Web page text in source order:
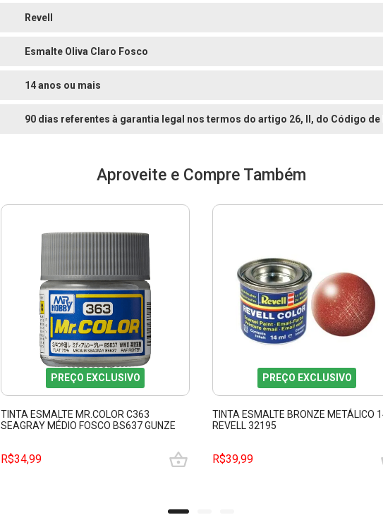
Revell
Esmalte Oliva Claro Fosco
14 anos ou mais
90 dias referentes à garantia legal nos termos do artigo 26, II, do Código
Aproveite e Compre Também
PREÇO EXCLUSIVO
TINTA ESMALTE MR.COLOR C363
SEAGRAY MÉDIO FOSCO BS637 GUNZE
R$34,99
PREÇO EXCLUSIVO
TINTA ESMALTE BRONZE METÁLICO
REVELL 32195
R$39,99